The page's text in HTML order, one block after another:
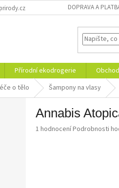
DOPRAVA A
Přírodní ekodrogerie
o tělo Šampony na vlasy
Annabis
Průměrné
1 hodnoceníPodrobnosti